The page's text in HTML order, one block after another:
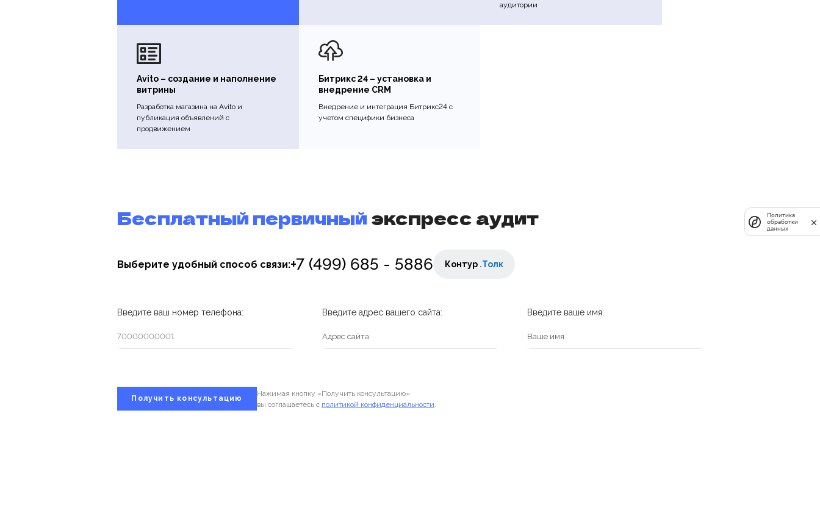
аудитории
Avito – создание и наполнение
витрины
Разработка магазина на Avito и
публикация объявлений с
продвижением
Битрикс 24 – установка и
внедрение CRM
Внедрение и интеграция Битрикс24 с
учетом специфики бизнеса
Бесплатный первичныйэкспресс аудит
Выберите удобный способ связи:+7 (499) 685 - 5886 Контур .Толк
Введите ваш номер телефона: Введите адрес вашего сайта: Введите ваше имя:
Нажимая кнопку «Получить консультацию»
вы соглашаетесь с политикой конфиденциальности
Политика
обработки
данных